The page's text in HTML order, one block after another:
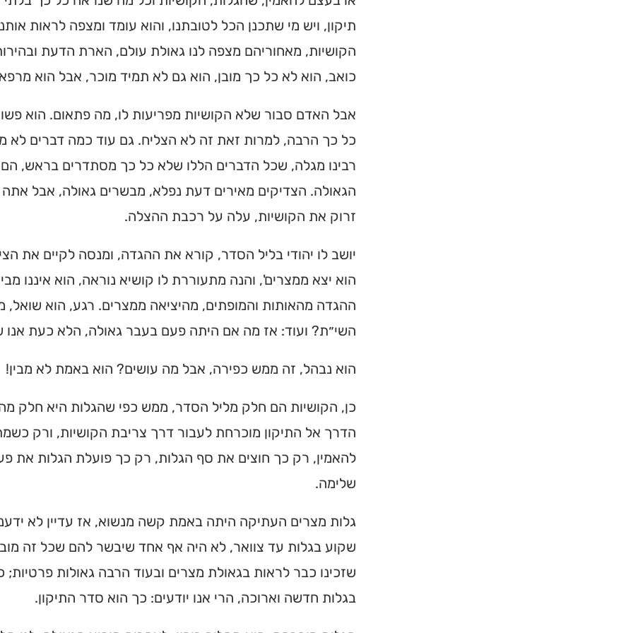
תיקון, ויש מי שתכנן הכל לטובתנו, והוא עומד ומצפה לראות
הקושיות, מאחוריהם מצפה לנו גאולת עולם, הארת הדעת
כואב, הוא לא כל כך מובן, הוא גם לא תמיד מוכר, אבל הוא
אבל האדם סבור שלא הקושיות מפריעות לו, מה פתאום. הוא
כל כך הרבה, למרות זאת זה לא הצליח. גם עוד כמה דברים לא
רבינו מגלה, שכל הדברים הללו שלא כל כך מסתדרים בראש,
הגאולה. הצדיקים מאירים דעת נפלא, מבשרים גאולה, אבל
זרוק את הקושיות, עלה על רכבת ההצלה.
יושב לו יהודי בליל הסדר, קורא את ההגדה, ומנסה לקיים את
הוא יצא ממצרים', והנה מתעוררת לו קושיא נוראה, הוא איננו
ההגדה מהאותות והמופתים, מהיציאה ממצרים. רגע, הוא שואל,
השי״ת? ועוד: אז מה אם היתה פעם בעבר גאולה, הלא כעת אנו
הוא נבהל, זה ממש כפירה, אבל מה עושים? הוא באמת לא מבין!
כן, הקושיות הם חלק מליל הסדר, ממש כפי שהגלות היא חלק
הדרך אל התיקון מוכרחת לעבור דרך צריבת הקושיות, ורק
להאמין, רק כך חוצים את סף הגלות, רק כך פועלת הגלות את
שלימה.
גלות מצרים העתיקה היתה באמת קשה מנשוא, אז עדיין לא
שקוע בגלות עד צוואר, לא היה אף אחד שיבשר להם שכל זה
שזכינו כבר לראות בגאולת מצרים ובעוד הרבה גאולות
בגלות חדשה וארוכה, הרי אנו יודעים: כך הוא סדר התיקון.
תורה, כתובות ודרכי הגעה בלחיצת כפתור.
לכניסה לאינדקס ➔